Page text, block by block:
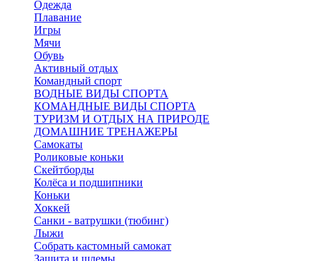
Одежда
Плавание
Игры
Мячи
Обувь
Активный отдых
Командный спорт
ВОДНЫЕ ВИДЫ СПОРТА
КОМАНДНЫЕ ВИДЫ СПОРТА
ТУРИЗМ И ОТДЫХ НА ПРИРОДЕ
ДОМАШНИЕ ТРЕНАЖЕРЫ
Самокаты
Роликовые коньки
Скейтборды
Колёса и подшипники
Коньки
Хоккей
Санки - ватрушки (тюбинг)
Лыжи
Собрать кастомный самокат
Защита и шлемы